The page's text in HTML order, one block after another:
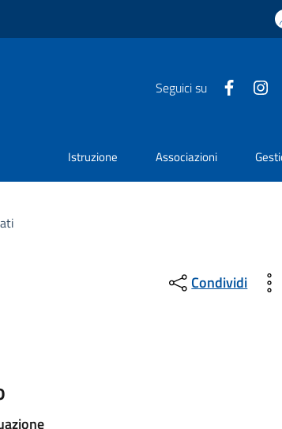
Seguici su Facebook
Istruzione Associazioni
Condividi